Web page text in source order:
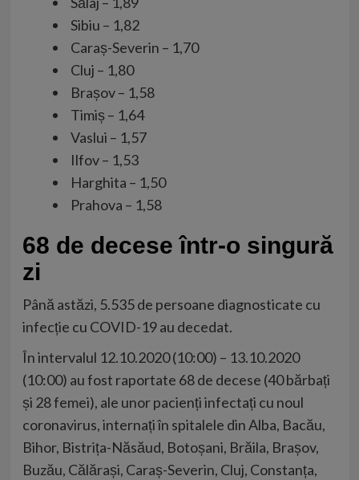
Sibiu – 1,82
Caraș-Severin – 1,70
Cluj – 1,80
Brașov – 1,58
Timiș – 1,64
Vaslui – 1,57
Ilfov – 1,53
Harghita – 1,50
Prahova – 1,58
68 de decese într-o singură
zi
Până astăzi, 5.535 de persoane diagnosticate cu
infecție cu COVID-19 au decedat.
În intervalul 12.10.2020 (10:00) – 13.10.2020
(10:00) au fost raportate 68 de decese (40 bărbați
și 28 femei), ale unor pacienți infectați cu noul
coronavirus, internați în spitalele din Alba, Bacău,
Bihor, Bistrița-Năsăud, Botoșani, Brăila, Brașov,
Buzău, Călărași, Caraș-Severin, Cluj, Constanța,